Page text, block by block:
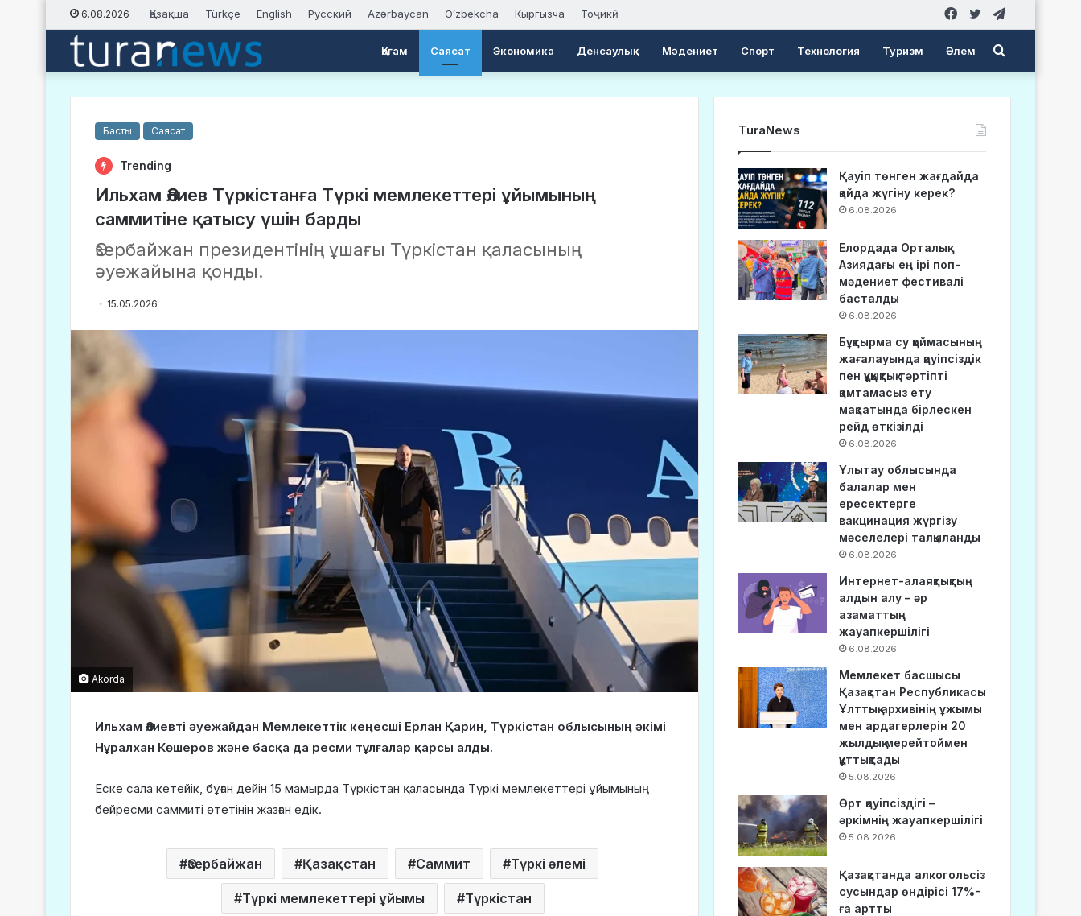
6.08.2026 Қазақша Türkçe English Русский Azərbaycan Oʻzbekcha Кыргызча Тоҷикӣ Twitter
Facebook
Қоғам Саясат Экономика Денсаулық Мәдениет Спорт Технология Туризм Әлем Search
for
Басты Саясат
Trending
Ильхам Әлиев Түркістанға Түркі мемлекеттері ұйымының
саммитіне қатысу үшін барды
Әзербайжан президентінің ұшағы Түркістан қаласының
әуежайына қонды.
15.05.2026
Akorda
Ильхам Әлиевті әуежайдан Мемлекеттік кеңесші Ерлан Қарин, Түркістан облысының әкімі
Нұралхан Көшеров және басқа да ресми тұлғалар қарсы алды.
Еске сала кетейік, бұған дейін 15 мамырда Түркістан қаласында Түркі мемлекеттері ұйымының
бейресми саммиті өтетінін жазған едік.
Әзербайжан Қазақстан Саммит Түркі әлемі
Түркі мемлекет­тері ұйымы Түркістан
TuraNews
Қауіп төнген жағдайда
қайда жүгіну керек?
6.08.2026
Елордада Орталық
Азиядағы ең ірі поп-
мәдениет фестивалі
басталды
6.08.2026
Бұқтырма су қоймасының
жағалауында қауіпсіздік
пен құқықтық тәртіпті
қамтамасыз ету
мақсатында бірлескен
рейд өткізілді
6.08.2026
Ұлытау облысында
балалар мен
ересектерге
вакцинация жүргізу
мәселелері талқыланды
6.08.2026
Интернет-алаяқтықтың
алдын алу – әр
азаматтың
жауапкершілігі
6.08.2026
Мемлекет басшысы
Қазақстан Республикасы
Ұлттық архивінің ұжымы
мен ардагерлерін 20
жылдық мерейтоймен
құттықтады
5.08.2026
Өрт қауіпсіздігі –
әркімнің жауапкершілігі
5.08.2026
Қазақстанда алкогольсіз
сусындар өндірісі 17%-
ға артты